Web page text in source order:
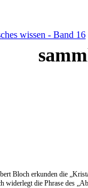
wissen - Band 16
Bloch erkunden die
die Phrase des